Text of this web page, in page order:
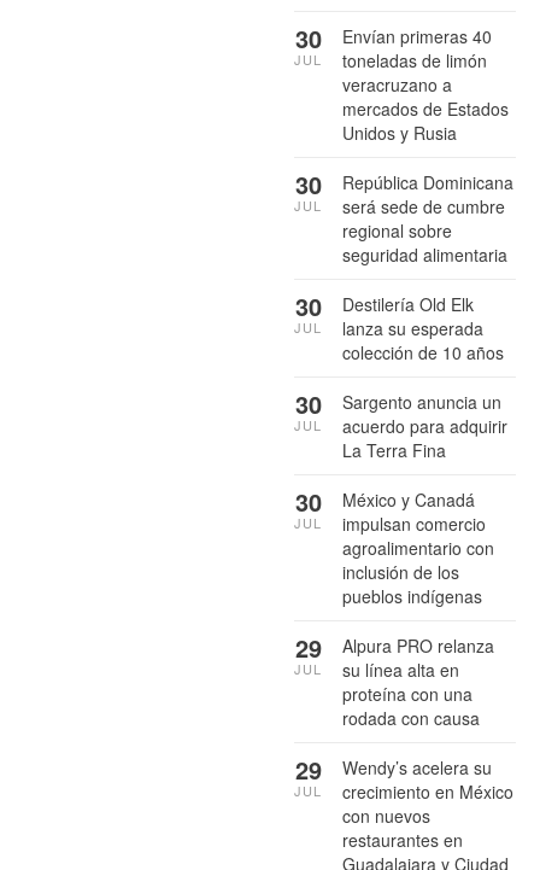
Envían primeras 40
toneladas de limón
veracruzano a
mercados de Estados
Unidos y Rusia
30
JUL
República Dominicana
será sede de cumbre
regional sobre
seguridad alimentaria
30
JUL
Destilería Old Elk
lanza su esperada
colección de 10 años
30
JUL
Sargento anuncia un
acuerdo para adquirir
La Terra Fina
30
JUL
México y Canadá
impulsan comercio
agroalimentario con
inclusión de los
pueblos indígenas
30
JUL
Alpura PRO relanza
su línea alta en
proteína con una
rodada con causa
29
JUL
Wendy’s acelera su
crecimiento en México
con nuevos
restaurantes en
Guadalajara y Ciudad
29
JUL